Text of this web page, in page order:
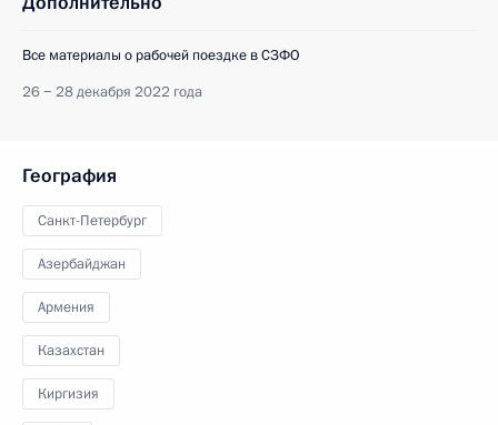
Все материалы о рабочей поездке в СЗФО
26 − 28 декабря 2022 года
География
Санкт-Петербург
Азербайджан
Армения
Казахстан
Киргизия